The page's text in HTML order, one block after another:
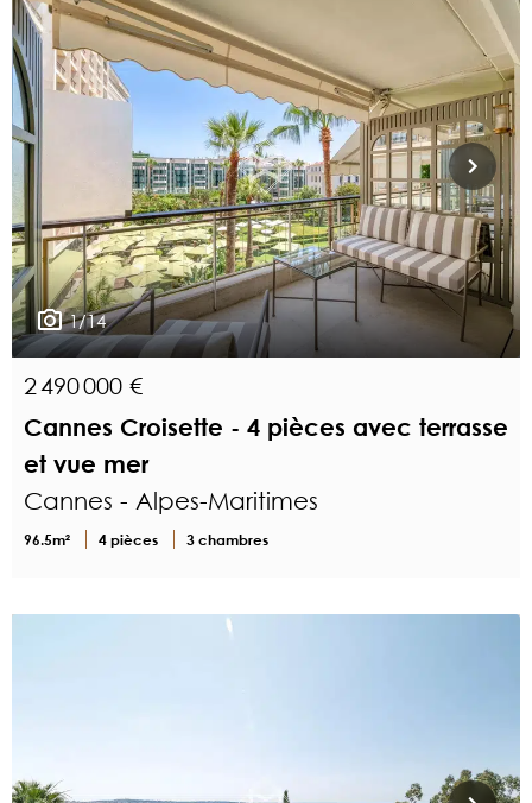
1/14
2 490 000 €
Cannes Croisette - 4 pièces avec terrasse
et vue mer
Cannes - Alpes-Maritimes
96.5m² 4 pièces 3 chambres